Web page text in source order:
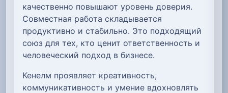
качественно повышают уровень доверия.
Совместная работа складывается
продуктивно и стабильно. Это подходящий
союз для тех, кто ценит ответственность и
человеческий подход в бизнесе.
Кенелм проявляет креативность,
коммуникативность и умение вдохновлять